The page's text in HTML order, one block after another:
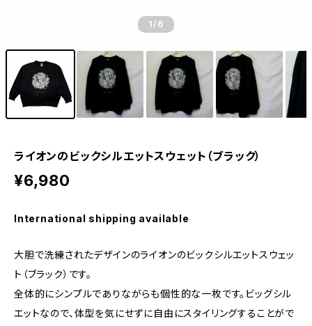
1/6
ライオンのビックシルエットスウェット（ブラック）
¥6,980
International shipping available
大胆で洗練されたデザインのライオンのビックシルエットスウェッ
ト（ブラック）です。
全体的にシンプルでありながらも個性的な一枚です。ビッグシル
エットなので、体型を気にせずに自由にスタイリングすることがで